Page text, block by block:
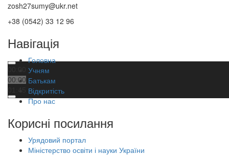
00:00
zosh27sumy@ukr.net
+38 (0542) 33 12 96
Навігація
Головна
Учням
Батькам
Відкритість
Про нас
Корисні посилання
Урядовий портал
Міністерство освіти і науки України